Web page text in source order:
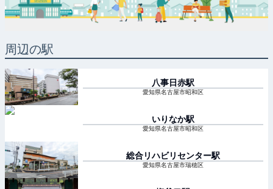
周辺の駅
八事日赤駅
愛知県名古屋市昭和区
いりなか駅
愛知県名古屋市昭和区
総合リハビリセンター駅
愛知県名古屋市瑞穂区